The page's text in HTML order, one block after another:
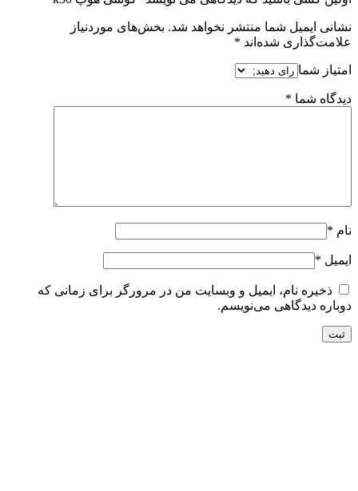
نشانی ایمیل شما منتشر نخواهد شد. بخش‌های موردنیاز
علامت‌گذاری شده‌اند *
امتیاز شما
دیدگاه شما *
نام *
ایمیل *
ذخیره نام، ایمیل و وبسایت من در مرورگر برای زمانی که
دوباره دیدگاهی می‌نویسم.